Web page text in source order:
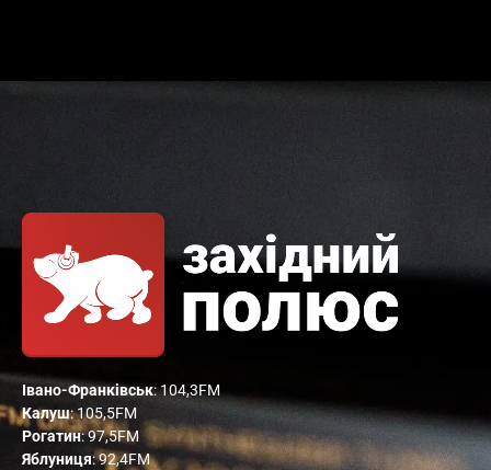
Івано-Франківськ: 104,3FM
Калуш: 105,5FM
Рогатин: 97,5FM
Яблуниця: 92,4FM